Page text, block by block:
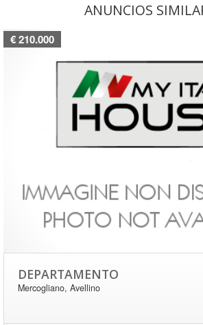
ANUNCIOS
€ 210.000
DEPARTAMENTO
Mercogliano, Avellino